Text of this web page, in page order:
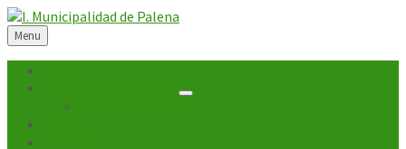
Skip
to
content
Skip
to
left
sidebar
Skip
to
right
sidebar
Skip
to
footer
Menu